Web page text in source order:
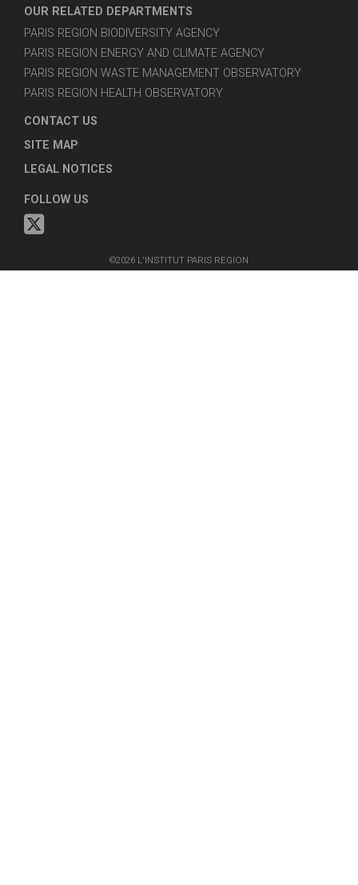
OUR RELATED DEPARTMENTS
PARIS REGION BIODIVERSITY AGENCY
PARIS REGION ENERGY AND CLIMATE AGENCY
PARIS REGION WASTE MANAGEMENT OBSERVATORY
PARIS REGION HEALTH OBSERVATORY
CONTACT US
SITE MAP
LEGAL NOTICES
FOLLOW US
©2026 L'INSTITUT PARIS REGION